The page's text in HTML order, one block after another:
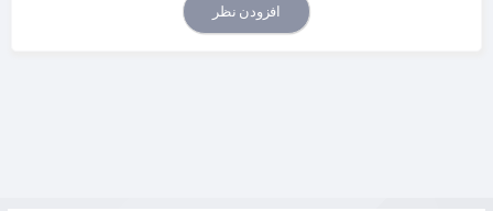
افزودن نظر